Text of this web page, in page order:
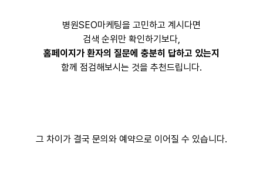
병원SEO마케팅을 고민하고 계시다면
검색 순위만 확인하기보다,
홈페이지가 환자의 질문에 충분히 답하고 있는지
함께 점검해보시는 것을 추천드립니다.
그 차이가 결국 문의와 예약으로 이어질 수 있습니다.